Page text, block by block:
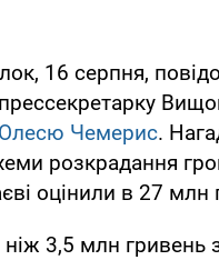
16 серпня,
Олесю Чемерис.
розкрадання
оцінили в 27 млн
ніж 3,5 млн